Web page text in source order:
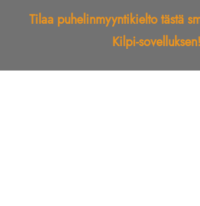
Tilaa puhelinmyyntikielto tästä
Kilpi-sovelluksen!